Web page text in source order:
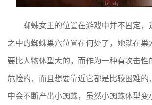
蜘蛛女王的位置在游戏中并不固定，
之中的蜘蛛巢穴位置在何处了，她就在巢
要比人物体型大的，而作为一种有攻击性
危险的，而且想要靠近它都是比较困难的
中会不断产出小蜘蛛，虽然小蜘蛛体型变